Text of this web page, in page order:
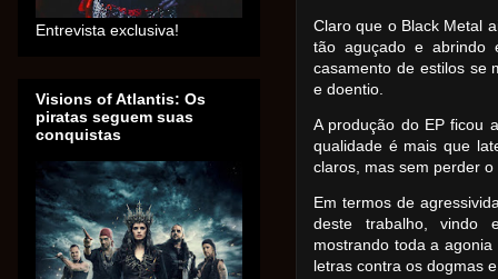
Claro que o Black Metal
tão aguçado e abrindo
casamento de estilos se
e doentio.
A produção do EP ficou
qualidade é mais que
claros, mas sem perder
Em termos de
deste trabalho, vindo
mostrando toda a
letras contra os dogmas
Entrevista exclusiva!
Visions of Atlantis: Os
piratas seguem suas
conquistas